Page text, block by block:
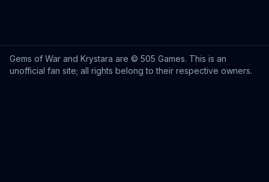
Gems of War and Krystara are © 505 Games. This is an
unofficial fan site; all rights belong to their respective owners.